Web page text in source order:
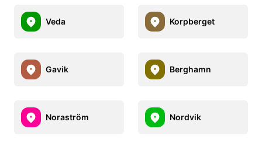
Veda Korpberget
Gavik Berghamn
Noraström Nordvik